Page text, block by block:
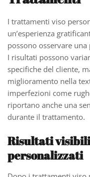
I trattamenti viso
un’esperienza
possono osservare
I risultati possono
specifiche del cliente,
miglioramento nella
imperfezioni come
riportano anche una
durante il trattamento.
Risultati
personalizzati